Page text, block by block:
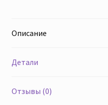
Описание
Детали
Отзывы (0)